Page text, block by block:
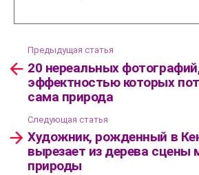
Посмотреть
больше
Предыдущая статья
20 нереальных
эффектностью которых
сама природа
Следующая статья
Художник, рожденный в
вырезает из дерева сцены
природы